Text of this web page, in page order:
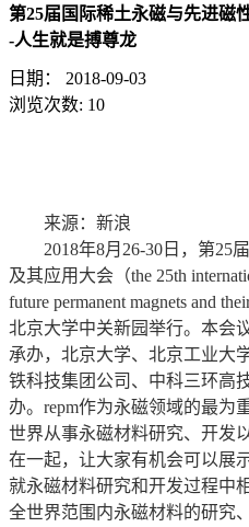
第25届国际稀土永磁与先进磁
-人生就是搏尊龙
日期：
2018-09-03
浏览次数: 10
来源：新浪
2018年8月26-30日，第25
及其应用大会（the 25th
future permanent magnets and
北京大学中关新园举行。本会
承办，北京大学、北京工业大
铁科技集团公司、中科三环高
办。repm作为永磁领域的最为
世界从事永磁材料研究、开发
在一起，让大家有机会可以展
就永磁材料研究和开发过程中
全世界范围内永磁材料的研究